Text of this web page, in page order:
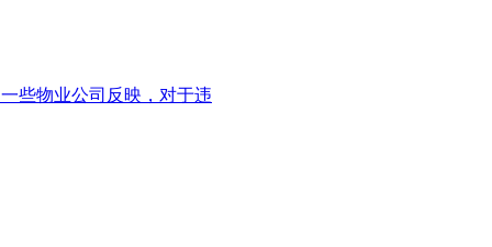
些物业公司反映，对于违